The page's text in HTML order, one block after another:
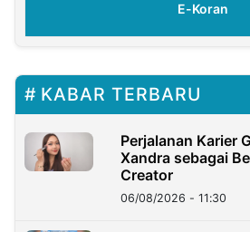
E-Koran
KABAR TERBARU
Perjalanan Karier
Xandra sebagai
Creator
06/08/2026 - 11:30